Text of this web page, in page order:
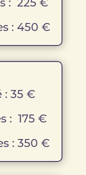
: 225 €
: 450 €
: 35 €
: 175 €
: 350 €